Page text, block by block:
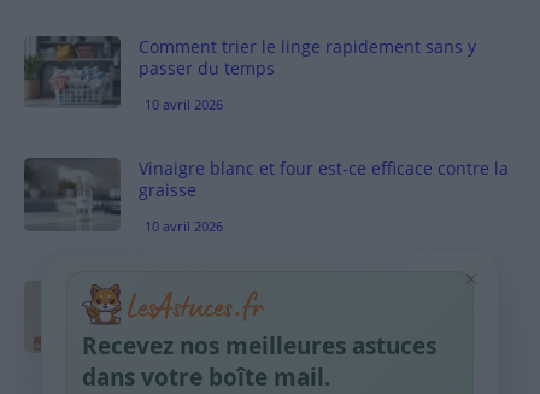
Comment trier le linge rapidement sans y
passer du temps
10 avril 2026
Vinaigre blanc et four est-ce efficace contre la
graisse
10 avril 2026
Taches pigmentaires : routine simple +
habitudes qui aident
9 avril 2026
×
Recevez nos meilleures astuces
dans votre boîte mail.